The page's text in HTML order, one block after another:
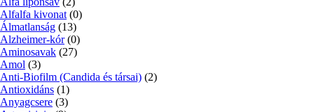
Alfalfa kivonat (0)
Álmatlanság (13)
Alzheimer-kór (0)
Aminosavak (27)
Amol (3)
Anti-Biofilm (Candida és társai) (2)
Antioxidáns (1)
Anyagcsere (3)